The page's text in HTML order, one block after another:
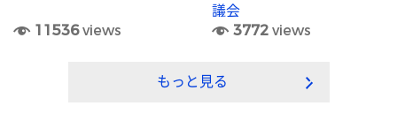
11536views
議会
3772views
もっと見る